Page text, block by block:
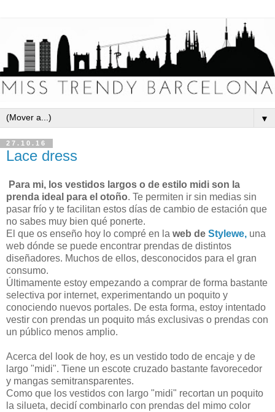
▼
27.10.16
Lace dress
Para mi, los vestidos largos o de estilo midi son la
prenda ideal para el otoño. Te permiten ir sin medias sin
pasar frío y te facilitan estos días de cambio de estación que
no sabes muy bien qué ponerte.
El que os enseño hoy lo compré en la web de Stylewe, una
web dónde se puede encontrar prendas de distintos
diseñadores. Muchos de ellos, desconocidos para el gran
consumo.
Últimamente estoy empezando a comprar de forma bastante
selectiva por internet, experimentando un poquito y
conociendo nuevos portales. De esta forma, estoy intentado
vestir con prendas un poquito más exclusivas o prendas con
un público menos amplio.
Acerca del look de hoy, es un vestido todo de encaje y de
largo "midi". Tiene un escote cruzado bastante favorecedor
y mangas semitransparentes.
Como que los vestidos con largo "midi" recortan un poquito
la silueta, decidí combinarlo con prendas del mimo color